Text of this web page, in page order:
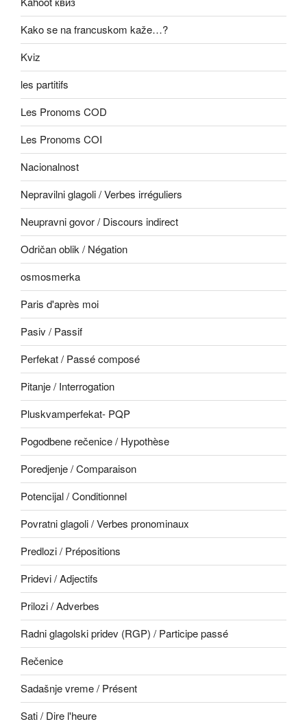
Kako se na francuskom kaže…?
Kviz
les partitifs
Les Pronoms COD
Les Pronoms COI
Nacionalnost
Nepravilni glagoli / Verbes irréguliers
Neupravni govor / Discours indirect
Odričan oblik / Négation
osmosmerka
Paris d'après moi
Pasiv / Passif
Perfekat / Passé composé
Pitanje / Interrogation
Pluskvamperfekat- PQP
Pogodbene rečenice / Hypothèse
Poredjenje / Comparaison
Potencijal / Conditionnel
Povratni glagoli / Verbes pronominaux
Predlozi / Prépositions
Pridevi / Adjectifs
Prilozi / Adverbes
Radni glagolski pridev (RGP) / Participe passé
Rečenice
Sadašnje vreme / Présent
Sati / Dire l'heure